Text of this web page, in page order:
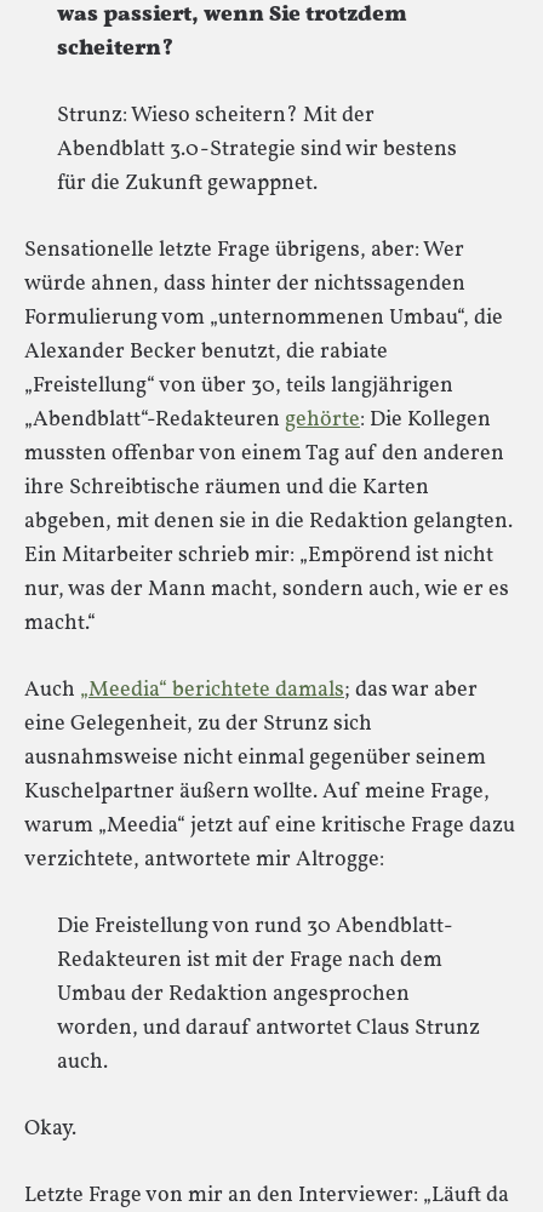
was passiert, wenn Sie trotzdem
scheitern?
Strunz: Wieso scheitern? Mit der
Abendblatt 3.0-Strategie sind wir bestens
für die Zukunft gewappnet.
Sensationelle letzte Frage übrigens, aber: Wer
würde ahnen, dass hinter der nichtssagenden
Formulierung vom „unternommenen Umbau“, die
Alexander Becker benutzt, die rabiate
„Freistellung“ von über 30, teils langjährigen
„Abendblatt“-Redakteuren gehörte: Die Kollegen
mussten offenbar von einem Tag auf den anderen
ihre Schreibtische räumen und die Karten
abgeben, mit denen sie in die Redaktion gelangten.
Ein Mitarbeiter schrieb mir: „Empörend ist nicht
nur, was der Mann macht, sondern auch, wie er es
macht.“
Auch „Meedia“ berichtete damals; das war aber
eine Gelegenheit, zu der Strunz sich
ausnahmsweise nicht einmal gegenüber seinem
Kuschelpartner äußern wollte. Auf meine Frage,
warum „Meedia“ jetzt auf eine kritische Frage dazu
verzichtete, antwortete mir Altrogge:
Die Freistellung von rund 30 Abendblatt-
Redakteuren ist mit der Frage nach dem
Umbau der Redaktion angesprochen
worden, und darauf antwortet Claus Strunz
auch.
Okay.
Letzte Frage von mir an den Interviewer: „Läuft da